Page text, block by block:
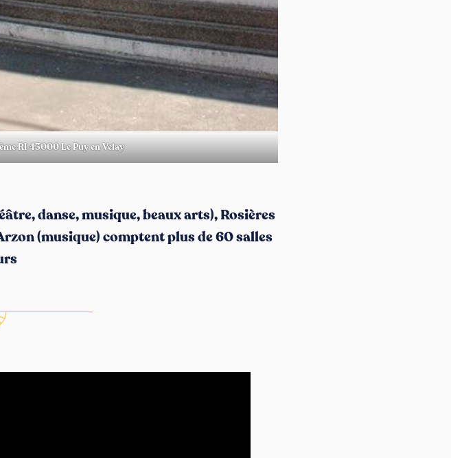
RI 43000 Le Puy en Velay
danse, musique, beaux arts), Rosières
(musique) comptent plus de 60 salles